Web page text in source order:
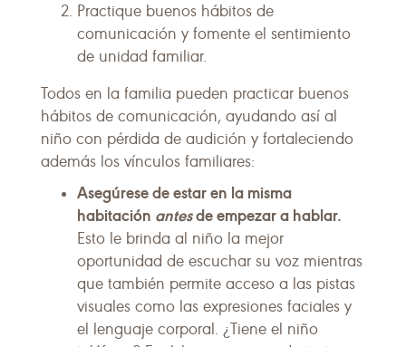
Practique buenos hábitos de
comunicación y fomente el sentimiento
de unidad familiar.
Todos en la familia pueden practicar buenos
hábitos de comunicación, ayudando así al
niño con pérdida de audición y fortaleciendo
además los vínculos familiares:
Asegúrese de estar en la misma
habitación antesde empezar a hablar.
Esto le brinda al niño la mejor
oportunidad de escuchar su voz mientras
que también permite acceso a las pistas
visuales como las expresiones faciales y
el lenguaje corporal. ¿Tiene el niño